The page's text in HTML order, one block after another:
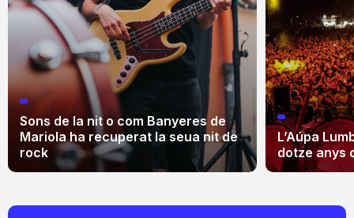
Sons de la nit o com Banyeres de
Mariola ha recuperat la seua nit de
rock
L’Aúpa
dotze anys